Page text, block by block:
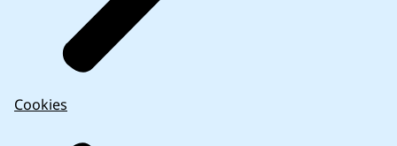
Cookies